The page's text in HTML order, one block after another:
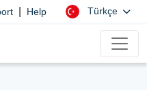
Help Türkçe